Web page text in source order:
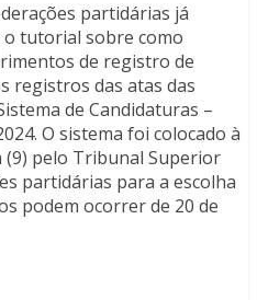
partidárias já
o tutorial sobre como
de registro de
registros das atas das
de Candidaturas –
O sistema foi colocado à
pelo Tribunal Superior
partidárias para a escolha
podem ocorrer de 20 de